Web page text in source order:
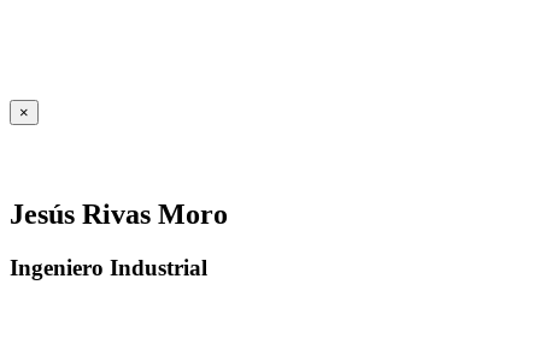
×
Jesús Rivas Moro
Ingeniero Industrial